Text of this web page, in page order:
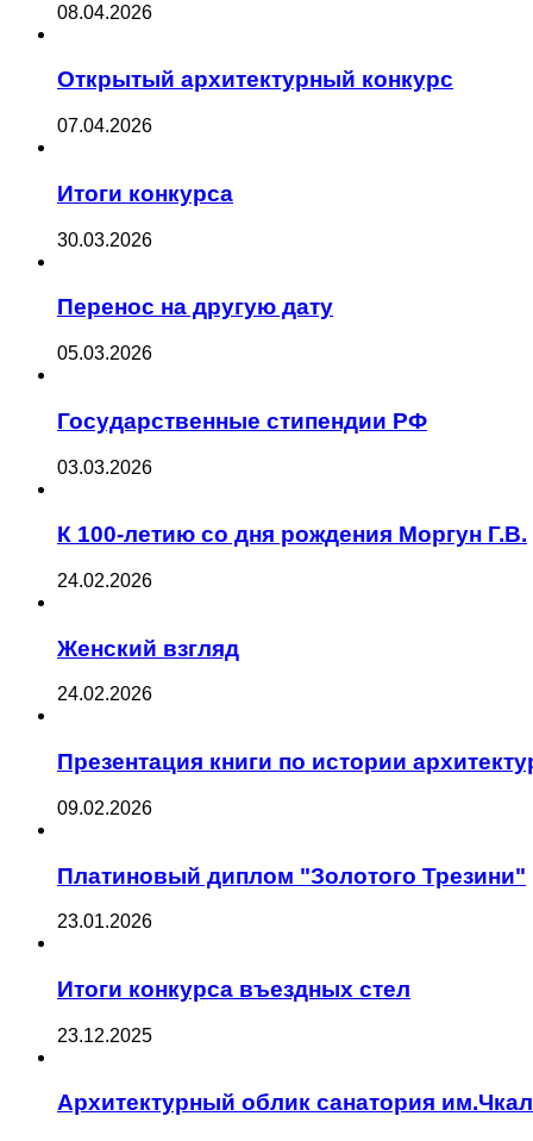
08.04.2026
Открытый архитектурный конкурс
07.04.2026
Итоги конкурса
30.03.2026
Перенос на другую дату
05.03.2026
Государственные стипендии РФ
03.03.2026
К 100-летию со дня рождения Моргун Г.В.
24.02.2026
Женский взгляд
24.02.2026
Презентация книги по истории
09.02.2026
Платиновый диплом "Золотого Трезини"
23.01.2026
Итоги конкурса въездных стел
23.12.2025
Архитектурный облик санатория